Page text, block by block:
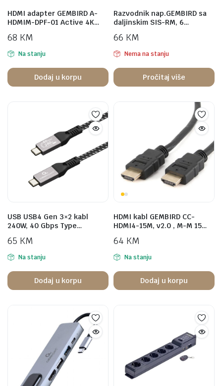
HDMI adapter GEMBIRD A-
HDMIM-DPF-01 Active 4K…
68 KM
Na stanju
Dodaj u korpu
Razvodnik nap.GEMBIRD sa
daljinskim SIS-RM, 6…
66 KM
Nema na stanju
Pročitaj više
USB USB4 Gen 3×2 kabl
240W, 40 Gbps Type…
65 KM
Na stanju
Dodaj u korpu
HDMI kabl GEMBIRD CC-
HDMI4-15M, v2.0 , M-M 15…
64 KM
Na stanju
Dodaj u korpu